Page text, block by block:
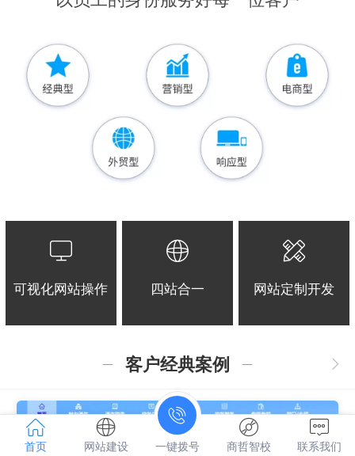
可视化网站操作 四站合一 网站定制开发
客户经典案例
首页 网站建设 一键拨号 商哲智校 联系我们